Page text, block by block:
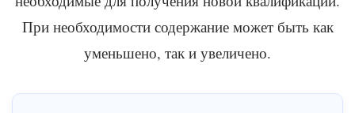
При необходимости содержание может быть как
уменьшено, так и увеличено.